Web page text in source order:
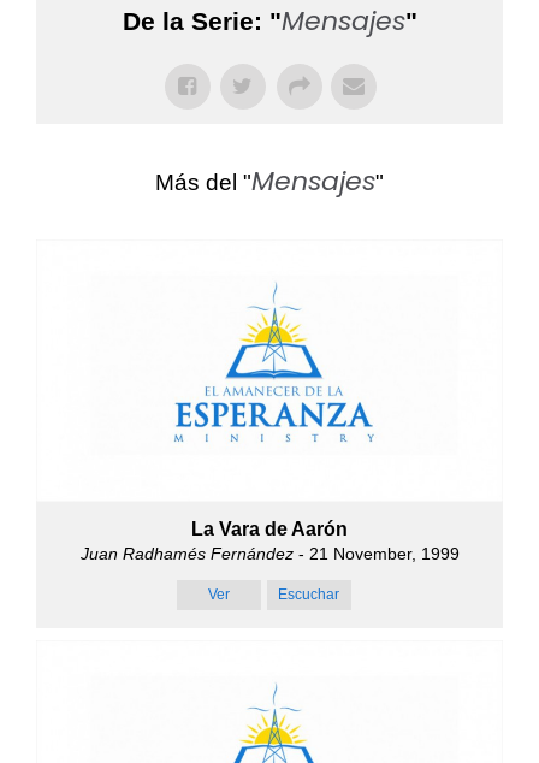
De la Serie: "Mensajes"
Más del "Mensajes"
La Vara de Aarón
Juan Radhamés Fernández- 21 November, 1999
Ver Escuchar